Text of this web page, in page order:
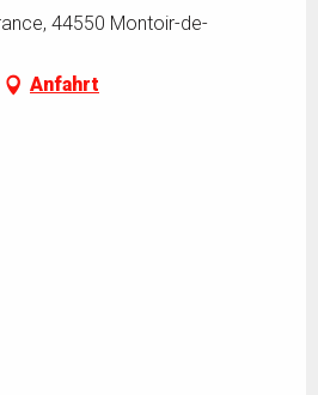
44550 Montoir-de-
Anfahrt